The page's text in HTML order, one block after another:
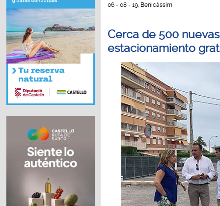
06 - 08 - 19, Benicàssim
Cerca de 500
estacionamiento